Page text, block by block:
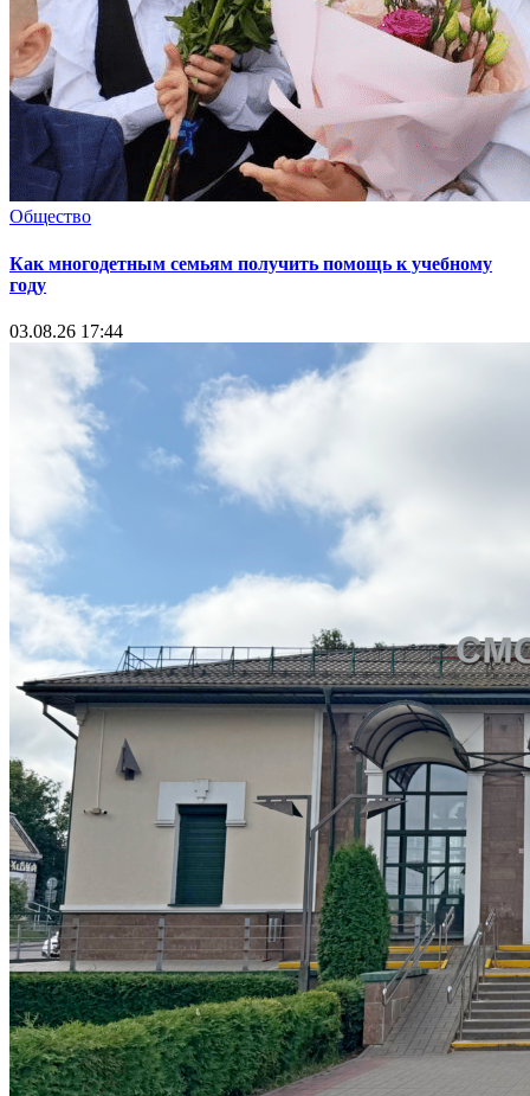
Общество
Как многодетным семьям получить помощь к учебному
году
03.08.26 17:44